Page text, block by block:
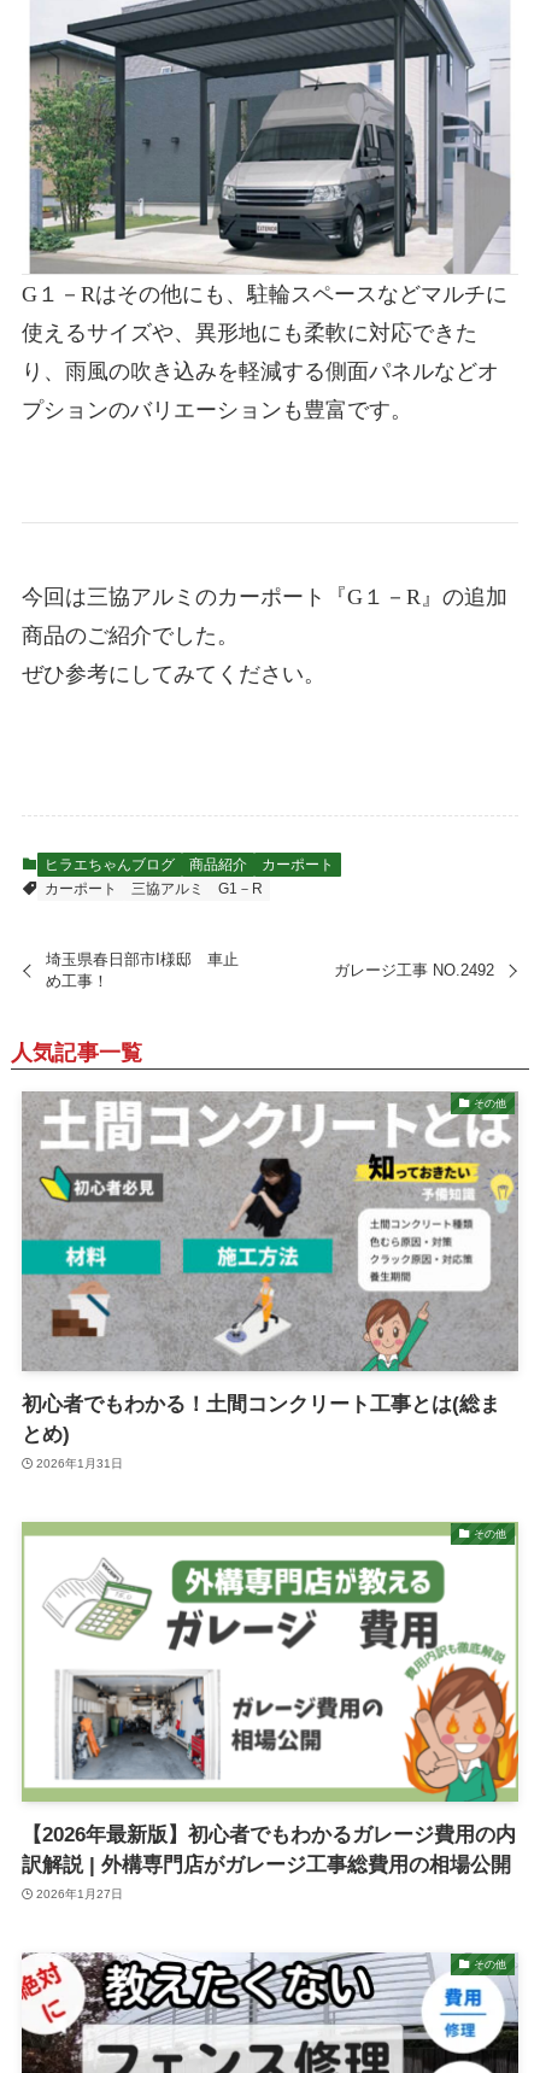
G１－Rはその他にも、駐輪スペースなどマルチに
使えるサイズや、異形地にも柔軟に対応できた
り、雨風の吹き込みを軽減する側面パネルなどオ
プションのバリエーションも豊富です。
今回は三協アルミのカーポート『G１－R』の追加
商品のご紹介でした。
ぜひ参考にしてみてください。
ヒラエちゃんブログ 商品紹介
カーポート
カーポート
三協アルミ G1－R
埼玉県春日部市I様邸 車止
め工事！
ガレージ工事 NO.2492
人気記事一覧
その他
初心者でもわかる！土間コンクリート工事とは(総ま
とめ)
2026年1月31日
その他
【2026年最新版】初心者でもわかるガレージ費用の内
訳解説 | 外構専門店がガレージ工事総費用の相場公開
2026年1月27日
その他